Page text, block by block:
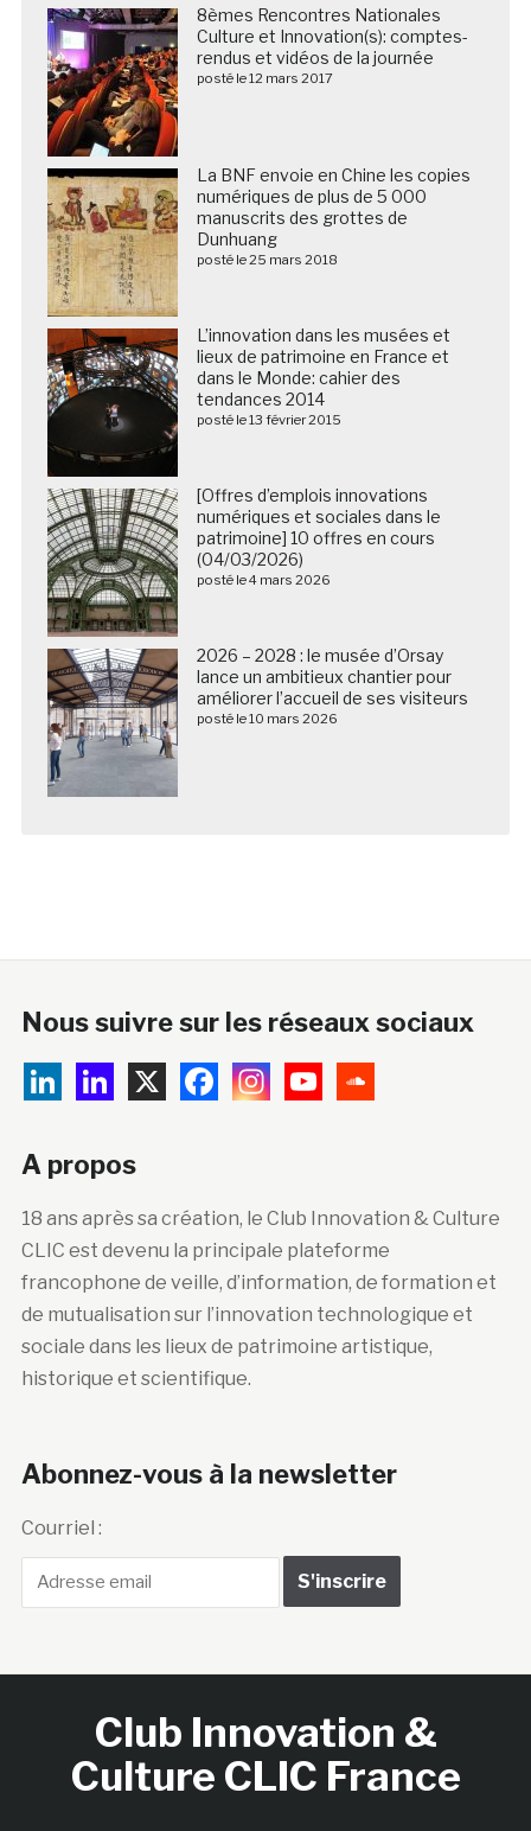
8èmes Rencontres Nationales
Culture et Innovation(s): comptes-
rendus et vidéos de la journée
posté le 12 mars 2017
La BNF envoie en Chine les copies
numériques de plus de 5 000
manuscrits des grottes de
Dunhuang
posté le 25 mars 2018
L’innovation dans les musées et
lieux de patrimoine en France et
dans le Monde: cahier des
tendances 2014
posté le 13 février 2015
[Offres d’emplois innovations
numériques et sociales dans le
patrimoine] 10 offres en cours
(04/03/2026)
posté le 4 mars 2026
2026 – 2028 : le musée d’Orsay
lance un ambitieux chantier pour
améliorer l’accueil de ses visiteurs
posté le 10 mars 2026
Nous suivre sur les réseaux sociaux
A propos
18 ans après sa création, le Club Innovation & Culture
CLIC est devenu la principale plateforme
francophone de veille, d’information, de formation et
de mutualisation sur l’innovation technologique et
sociale dans les lieux de patrimoine artistique,
historique et scientifique.
Abonnez-vous à la newsletter
Courriel :
Club Innovation &
Culture CLIC France